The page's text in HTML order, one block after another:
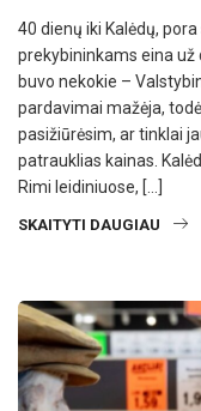
40 dienų iki Kalėdų,
prekybininkams eina
buvo nekokie –
pardavimai mažėja,
pasižiūrėsim, ar tinklai
patrauklias kainas.
Rimi leidiniuose, […]
SKAITYTI DAUGIAU